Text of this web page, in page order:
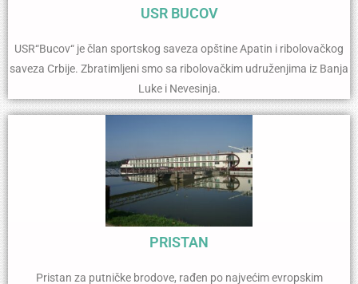
USR BUCOV
USR“Bucov“ je član sportskog saveza opštine Apatin i ribolovačkog
saveza Crbije. Zbratimljeni smo sa ribolovačkim udruženjima iz Banja
Luke i Nevesinja.
PRISTAN
Pristan za putničke brodove, rađen po najvećim evropskim